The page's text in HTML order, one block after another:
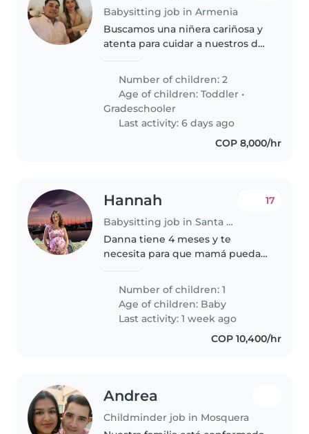
Babysitting job in Armenia
Buscamos una niñera cariñosa y
atenta para cuidar a nuestros dos
y un escolar amigable y
conversador. Ideal quien sepa
acompañar sus juegos y charlas..
Number of children: 2
Age of children:Toddler •
Gradeschooler
Last activity: 6 days ago
COP 8,000/hr
Hannah
Babysitting job in Santa Marta
17
Danna tiene 4 meses y te
necesita para que mamá pueda
muy feliz y juguetona!
Number of children: 1
Age of children: Baby
Last activity: 1 week ago
COP 10,400/hr
Andrea
Childminder job in Mosquera